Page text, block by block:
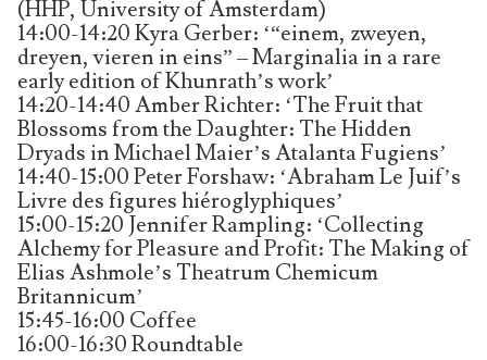
(HHP, University of Amsterdam)
14:00-14:20 Kyra Gerber: ‘“einem, zweyen,
dreyen, vieren in eins” – Marginalia in a rare
early edition of Khunrath’s work’
14:20-14:40 Amber Richter: ‘The Fruit that
Blossoms from the Daughter: The Hidden
Dryads in Michael Maier’s Atalanta Fugiens’
14:40-15:00 Peter Forshaw: ‘Abraham Le Juif’s
Livre des figures hiéroglyphiques’
15:00-15:20 Jennifer Rampling: ‘Collecting
Alchemy for Pleasure and Profit: The Making of
Elias Ashmole’s Theatrum Chemicum
Britannicum’
15:45-16:00 Coffee
16:00-16:30 Roundtable